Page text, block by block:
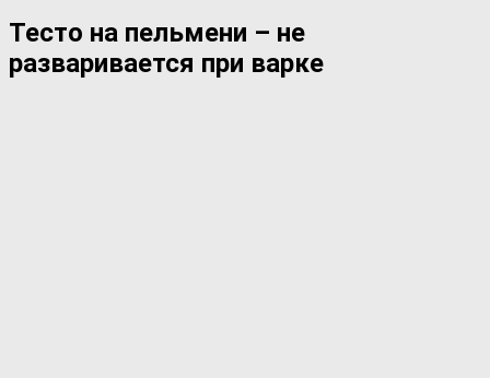
Тесто на пельмени – не
разваривается при варке